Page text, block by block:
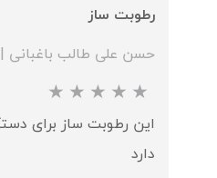
رطوبت ساز
حسن علی طالب باغبانی |
دارد